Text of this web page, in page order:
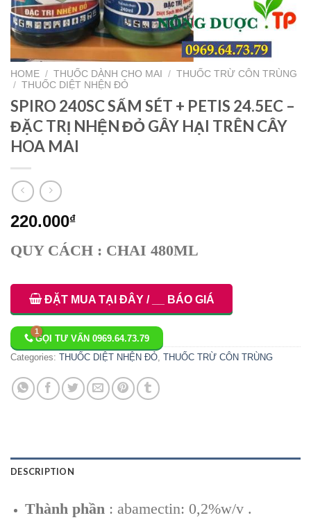
HOME / THUỐC DÀNH CHO MAI / THUỐC TRỪ CÔN TRÙNG
/ THUỐC DIỆT NHỆN ĐỎ
SPIRO 240SC SẤM SÉT + PETIS 24.5EC –
ĐẶC TRỊ NHỆN ĐỎ GÂY HẠI TRÊN CÂY
HOA MAI
220.000₫
QUY CÁCH : CHAI 480ML
ĐẶT MUA TẠI ĐÂY / __ BÁO GIÁ
GỌI TƯ VẤN 0969.64.73.79
Categories: THUỐC DIỆT NHỆN ĐỎ, THUỐC TRỪ CÔN TRÙNG
DESCRIPTION
Thành phần: abamectin: 0,2%w/v .